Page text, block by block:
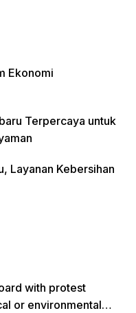
Ekonomi
Terpercaya untuk
Layanan Kebersihan
with protest
or environmental